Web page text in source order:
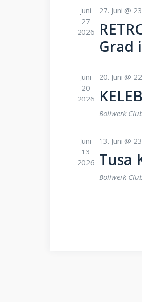
Juni
27
2026
27. Juni @
Grad
Juni
20
2026
20. Juni @
Bollwerk
Juni
13
2026
13. Juni @
Tusa
Bollwerk